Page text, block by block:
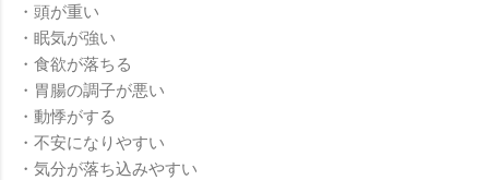
・頭が重い
・眠気が強い
・食欲が落ちる
・胃腸の調子が悪い
・動悸がする
・不安になりやすい
・気分が落ち込みやすい